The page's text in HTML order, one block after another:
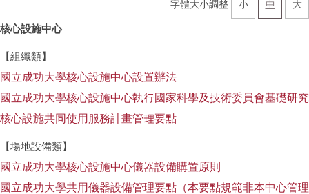
字體大小調整 小 中 大
核心設施中心
【組織類】
國立成功大學核心設施中心設置辦法
國立成功大學核心設施中心執行國家科學及技術委員會基礎研究
核心設施共同使用服務計畫管理要點
【場地設備類】
國立成功大學核心設施中心儀器設備購置原則
國立成功大學共用儀器設備管理要點（本要點規範非本中心管理